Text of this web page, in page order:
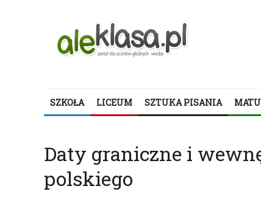
SZKOŁA LICEUM SZTUKA PISANIA
Daty graniczne i
polskiego